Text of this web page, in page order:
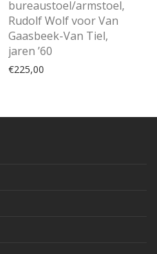
bureaustoel/armstoel,
Rudolf Wolf voor Van
Gaasbeek-Van Tiel,
jaren ’60
€225,00